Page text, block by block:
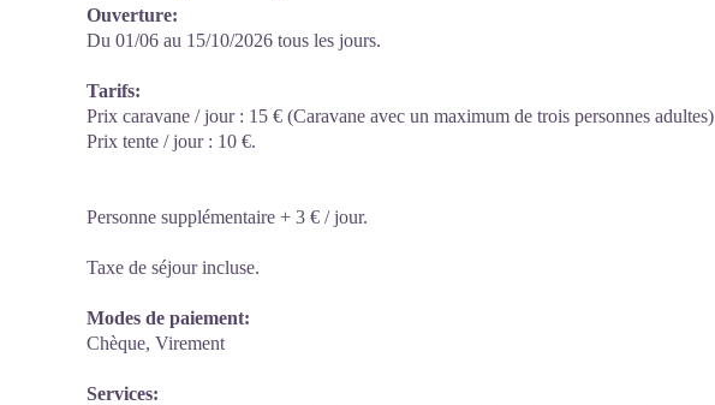
Ouverture:
Du 01/06 au 15/10/2026 tous les jours.
Tarifs:
Prix caravane / jour : 15 € (Caravane avec un maximum de trois personnes adultes)
Prix tente / jour : 10 €.
Personne supplémentaire + 3 € / jour.
Taxe de séjour incluse.
Modes de paiement:
Chèque, Virement
Services: